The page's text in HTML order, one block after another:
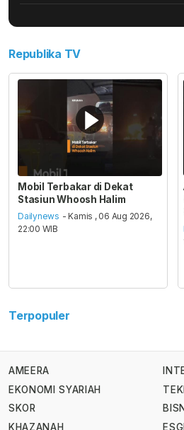
Republika TV
Mobil Terbakar di Dekat
Stasiun Whoosh Halim
Dailynews - Kamis , 06 Aug 2026,
22:00 WIB
Terpopuler
AMEERA
EKONOMI SYARIAH
SKOR
KHAZANAH